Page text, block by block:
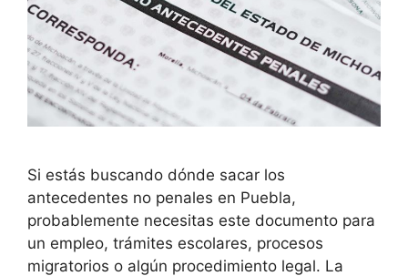
Si estás buscando dónde sacar los
antecedentes no penales en Puebla,
probablemente necesitas este documento para
un empleo, trámites escolares, procesos
migratorios o algún procedimiento legal. La